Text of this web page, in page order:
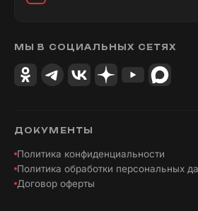
МЫ В СОЦИАЛЬНЫХ СЕТЯХ
ДОКУМЕНТЫ
Политика конфиденциальности
Политика обработки персональных
Договор оферты